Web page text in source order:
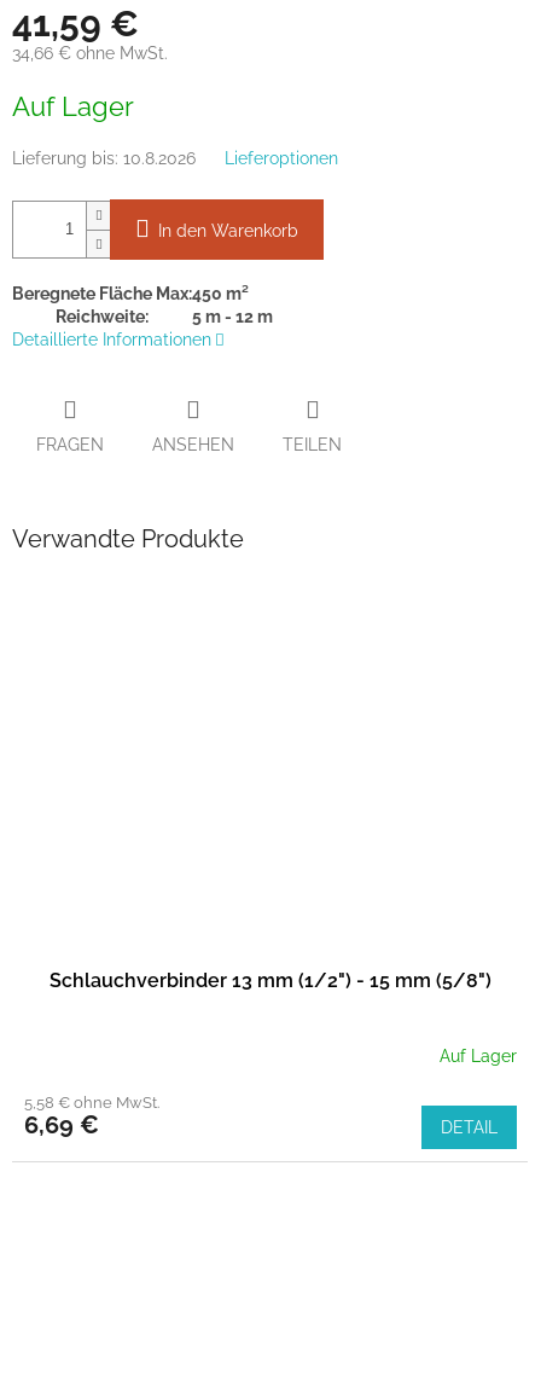
41,59 €
34,66 € ohne MwSt.
Auf Lager
Lieferung bis: 10.8.2026 Lieferoptionen
In den Warenkorb
Beregnete Fläche Max:450 m²
Reichweite:
5 m - 12 m
Detaillierte Informationen
FRAGEN ANSEHEN TEILEN
Verwandte Produkte
Schlauchverbinder 13 mm (1/2") - 15 mm (5/8")
Auf Lager
5,58 € ohne MwSt.
6,69 € DETAIL